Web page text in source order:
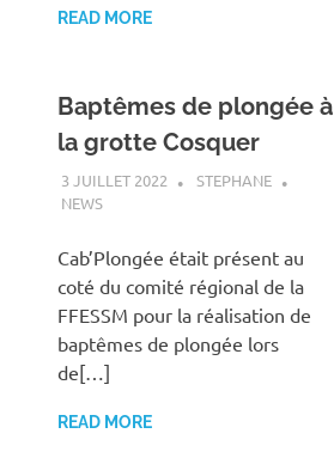
READ MORE
Baptêmes de plongée à
la grotte Cosquer
3 JUILLET 2022
STEPHANE
NEWS
Cab’Plongée était présent au
coté du comité régional de la
FFESSM pour la réalisation de
baptêmes de plongée lors
de[…]
READ MORE